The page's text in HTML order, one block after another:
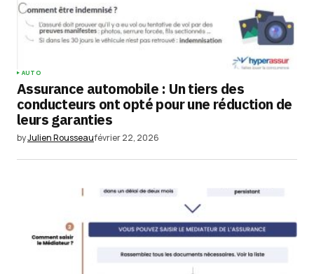
AUTO
Assurance automobile : Un tiers des
conducteurs ont opté pour une réduction de
leurs garanties
byJulien Rousseaufévrier 22, 2026